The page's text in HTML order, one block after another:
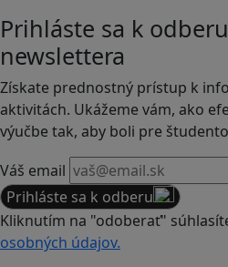
Prihláste sa k
newslettera
Získate prednostný prístup k
aktivitách. Ukážeme vám, ako
výučbe tak, aby boli pre
Váš email
Prihláste sa k odberu
Kliknutím na "odoberať"
osobných údajov.